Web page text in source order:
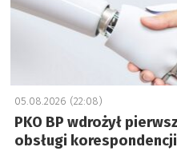
05.08.2026 (22:08)
PKO BP wdrożył
obsługi